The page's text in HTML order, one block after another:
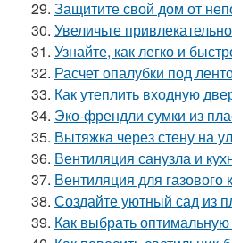
29. Защитите свой дом от
30. Увеличьте
31. Узнайте, как легко и
32. Расчет опалубки под
33. Как утеплить входную
34. Эко-френдли сумки из
35. Вытяжка через стену на
36. Вентиляция санузла и
37. Вентиляция для газового
38. Создайте уютный сад из
39. Как выбрать